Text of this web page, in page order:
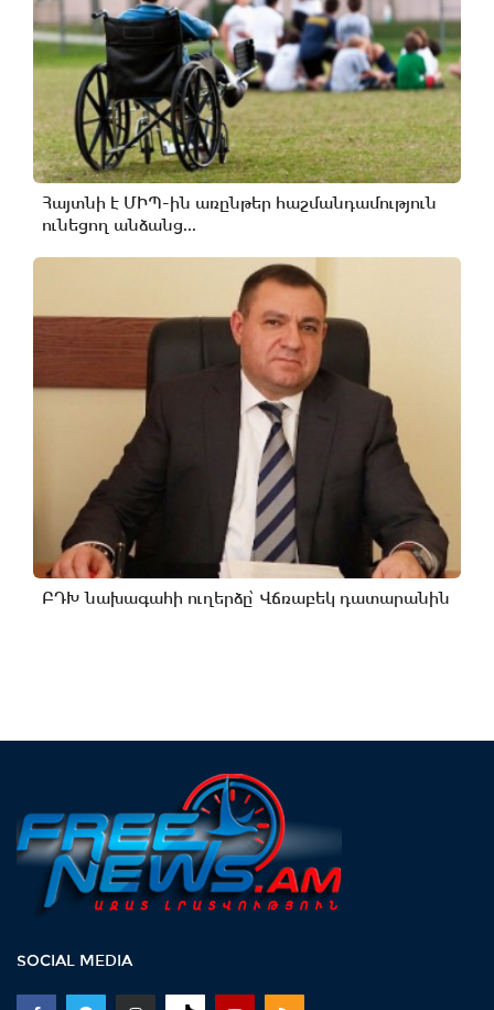
Հայտնի է ՄԻՊ-ին առընթեր հաշմանդամություն
ունեցող անձանց...
ԲԴԽ նախագահի ուղերձը՝ Վճռաբեկ դատարանին
SOCIAL MEDIA